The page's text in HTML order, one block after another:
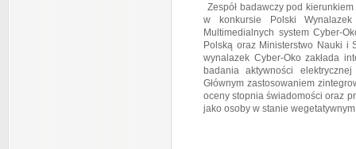
Zespół badawczy pod
w konkursie Polski
Multimedialnych system Cyber-
Polską oraz Ministerstwo Nauki i
wynalazek Cyber-Oko zakłada
badania aktywności
Głównym zastosowaniem
oceny stopnia świadomości oraz
jako osoby w stanie